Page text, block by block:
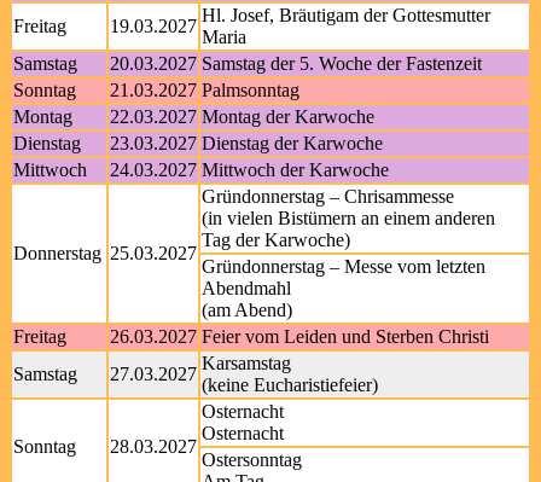
Freitag
19.03.2027
Hl. Josef, Bräutigam der Gottesmutter
Maria
Samstag
20.03.2027 Samstag der 5. Woche der Fastenzeit
Sonntag
21.03.2027 Palmsonntag
Montag
22.03.2027 Montag der Karwoche
Dienstag
23.03.2027 Dienstag der Karwoche
Mittwoch
24.03.2027 Mittwoch der Karwoche
Donnerstag 25.03.2027
Gründonnerstag – Chrisammesse
(in vielen Bistümern an einem anderen
Tag der Karwoche)
Gründonnerstag – Messe vom letzten
Abendmahl
(am Abend)
Freitag
26.03.2027 Feier vom Leiden und Sterben Christi
Samstag
27.03.2027
Karsamstag
(keine Eucharistiefeier)
Sonntag 28.03.2027
Osternacht
Osternacht
Ostersonntag